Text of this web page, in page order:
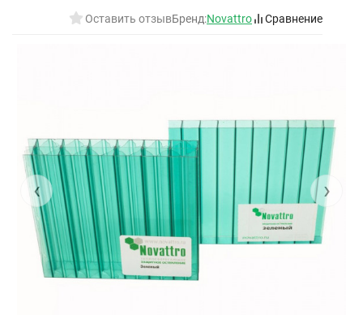
Оставить отзывБренд:Novattro Сравнение
‹ ›